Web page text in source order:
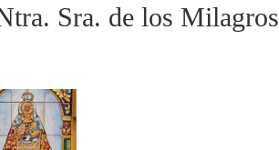
Sra. de los Milagros